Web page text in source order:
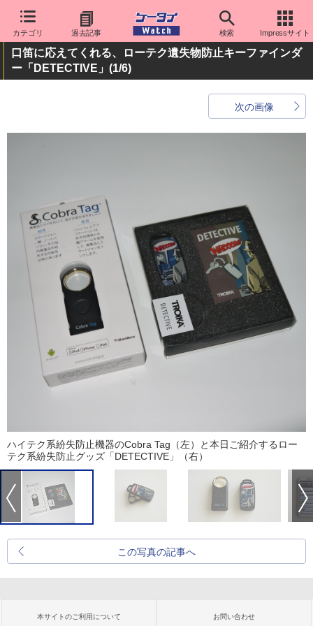
カテゴリ 過去記事 検索 Impressサイト
口笛に応えてくれる、ローテク遺失物防止キーファインダ
ー「DETECTIVE」 (1/6)
次の画像
ハイテク系紛失防止機器のCobra Tag（左）と本日ご紹介するロー
テク系紛失防止グッズ「DETECTIVE」（右）
この写真の記事へ
本サイトのご利用について お問い合わせ